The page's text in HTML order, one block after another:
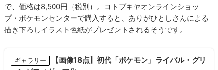
で、価格は8,500円（税別）。コトブキヤオンラインショッ
プ・ポケモンセンターで購入すると、ありがひとしさんによる
描き下ろしイラスト色紙がプレゼントされるそうです。
ギャラリー
【画像18点】初代「ポケモン」ライバル・グリ